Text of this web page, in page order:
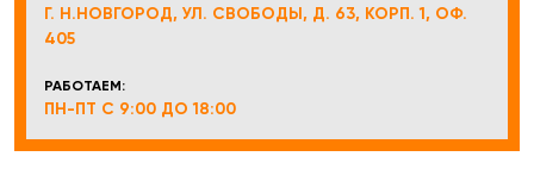
Г. Н.НОВГОРОД, УЛ. СВОБОДЫ, Д. 63, КОРП. 1, ОФ.
405
РАБОТАЕМ:
ПН-ПТ С 9:00 ДО 18:00